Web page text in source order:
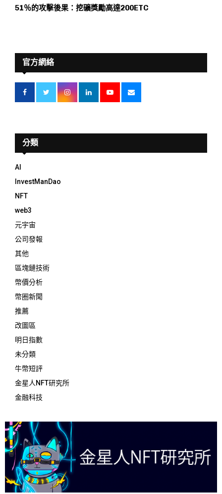
51％的攻擊後果：挖礦獎勵高達200ETC
官方網絡
分類
AI
InvestManDao
NFT
web3
元宇宙
公司發報
其他
區塊鏈技術
幣價分析
幣圈新聞
推薦
改圖區
明日指數
未分類
牛幣短評
金星人NFT研究所
金融科技